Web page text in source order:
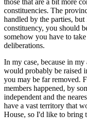
constituencies. The
handled by the parties,
constituency, you should
somehow you have to
deliberations.
In my case, because in
would probably be raised
you may be far removed.
members happened, by
independent and the
have a vast territory that
House, so I'd like to bring